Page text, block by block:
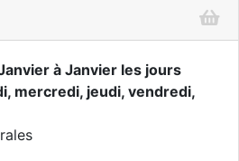
à Janvier les jours
mercredi, jeudi, vendredi,